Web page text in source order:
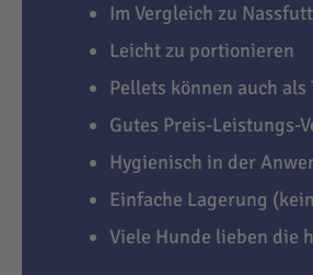
Im Vergleich zu
Leicht zu portionieren
Pellets können auch
Gutes Preis-Leistungs-
Hygienisch in der
Einfache Lagerung
Viele Hunde lieben die